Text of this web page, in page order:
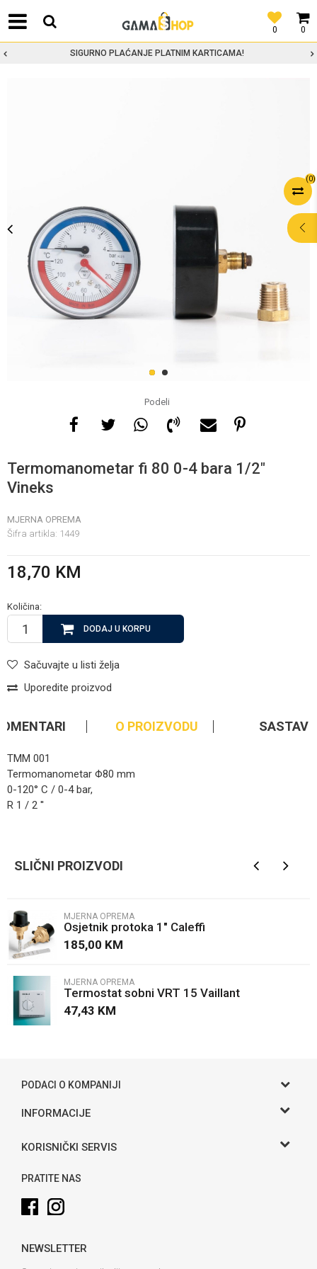
0
0
SIGURNO PLAĆANJE PLATNIM KARTICAMA!
(0)
1 2
Podeli
Termomanometar fi 80 0-4 bara 1/2"
Vineks
MJERNA OPREMA
Šifra artikla: 1449
18,70 KM
Količina:
DODAJ U KORPU
Sačuvajte u listi želja
Uporedite proizvod
POMOĆ PRI
KUPOVINI
i porudžbine
08 - 16h svaki dan osim
nedelje
O PROIZVODU SASTAV
TMM 001
Termomanometar Φ80 mm
0-120° C / 0-4 bar,
R 1 / 2 ''
Poruka
SLIČNI PROIZVODI
MJERNA OPREMA
Osjetnik protoka 1" Caleffi
185,00 KM
MJERNA OPREMA
Termostat sobni VRT 15 Vaillant
47,43 KM
PODACI O KOMPANIJI
Gama S doo
Adresa
Telefon:
Email:
Račun
INFORMACIJE
O nama
KORISNIČKI SERVIS
Uslovi korišćenja i prodaje
Kako kupiti
Plaćanje karticama
PRATITE NAS
NEWSLETTER